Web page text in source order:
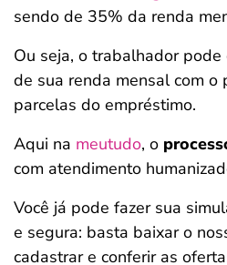
sendo de 35% da renda
Ou seja, o trabalhador
de sua renda mensal com o
parcelas do empréstimo.
Aqui na meutudo, o
com atendimento
Você já pode fazer sua
e segura: basta baixar o
cadastrar e conferir as